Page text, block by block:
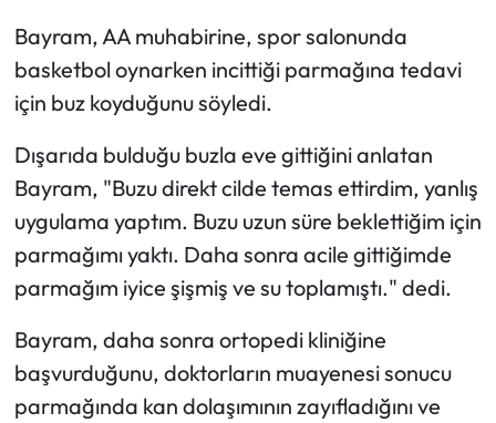
Bayram, AA muhabirine, spor salonunda
basketbol oynarken incittiği parmağına tedavi
için buz koyduğunu söyledi.
Dışarıda bulduğu buzla eve gittiğini anlatan
Bayram, "Buzu direkt cilde temas ettirdim, yanlış
uygulama yaptım. Buzu uzun süre beklettiğim için
parmağımı yaktı. Daha sonra acile gittiğimde
parmağım iyice şişmiş ve su toplamıştı." dedi.
Bayram, daha sonra ortopedi kliniğine
başvurduğunu, doktorların muayenesi sonucu
parmağında kan dolaşımının zayıfladığını ve
Yerel Haberler